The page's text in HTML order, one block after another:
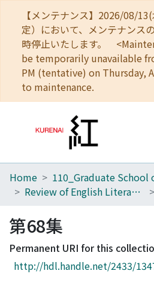
【メンテナンス】2026/08/
定）において、メンテナンス
時停止いたします。
be temporarily unavailable
PM (tentative) on Thursday,
to maintenance.
Home
Browse
Download Ranking
Access Statistics
Home
Review of English Literature
第68集
Permanent URI for this
http://hdl.handle.net/2433/